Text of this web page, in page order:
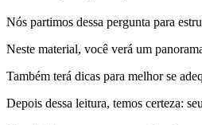
Nós partimos dessa pergunta para
Neste material, você verá um
Também terá dicas para melhor se
Depois dessa leitura, temos certeza: